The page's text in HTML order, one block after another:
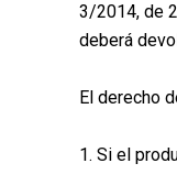
3/2014, de
deberá
El derecho
1. Si el